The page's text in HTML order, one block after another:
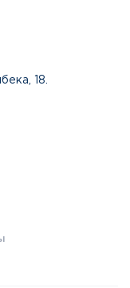
18.